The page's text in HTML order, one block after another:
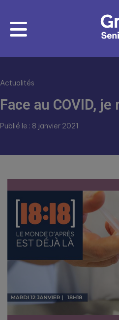
Actualités
Face au COVID,
Publié le : 8 janvier 2021